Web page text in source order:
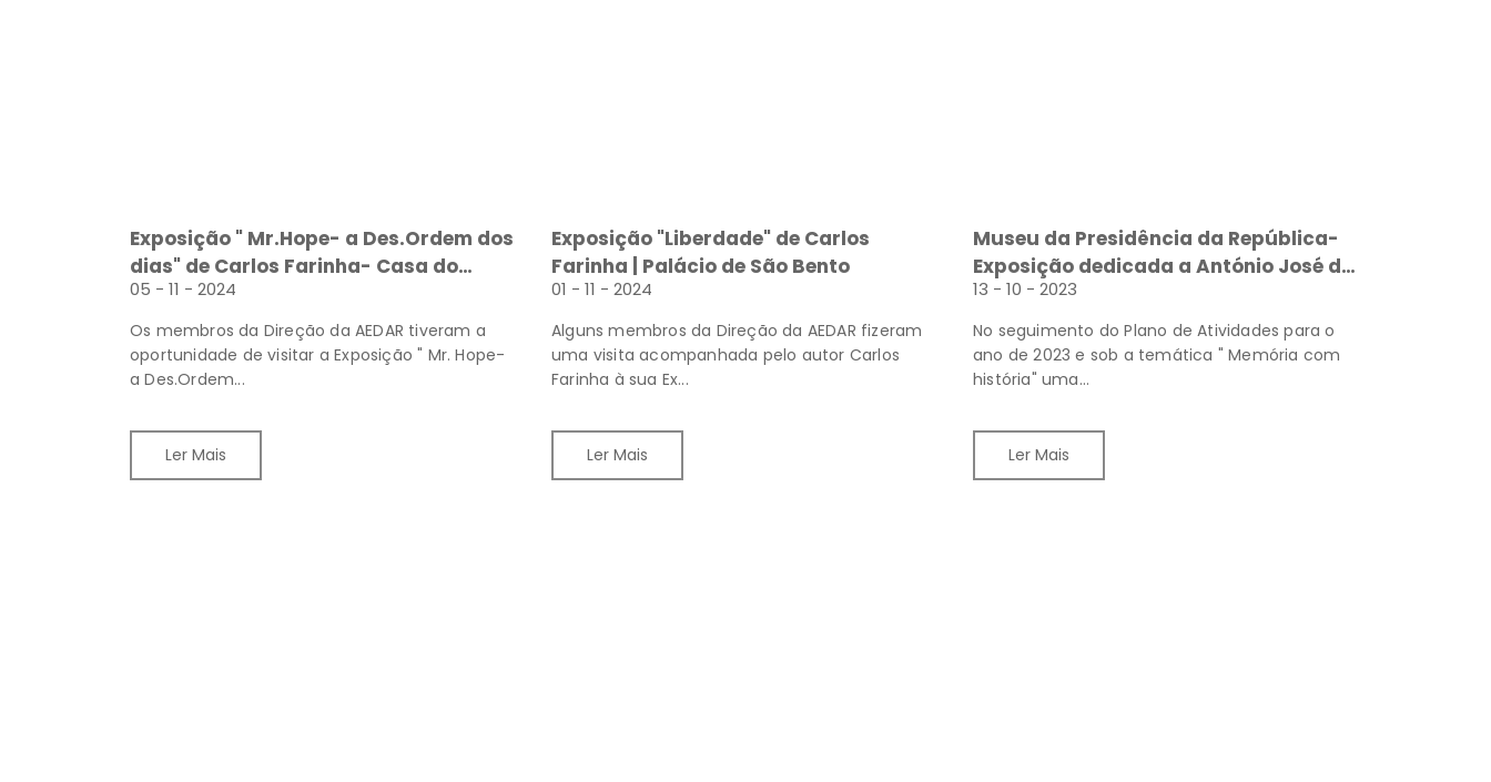
Exposição " Mr.Hope- a Des.Ordem dos
dias" de Carlos Farinha- Casa do
Parlamento- Centro Interpretativo
05 - 11 - 2024
Os membros da Direção da AEDAR tiveram a
oportunidade de visitar a Exposição " Mr. Hope-
a Des.Ordem...
Ler Mais
Exposição "Liberdade" de Carlos
Farinha | Palácio de São Bento
01 - 11 - 2024
Alguns membros da Direção da AEDAR fizeram
uma visita acompanhada pelo autor Carlos
Farinha à sua Ex...
Ler Mais
Museu da Presidência da República-
Exposição dedicada a António José de
Almeida e a primeira visita de Estado
ao Brasil
13 - 10 - 2023
No seguimento do Plano de Atividades para o
ano de 2023 e sob a temática " Memória com
história" uma...
Ler Mais